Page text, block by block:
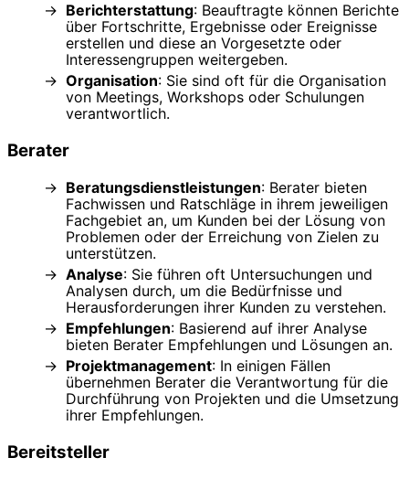
Berichterstattung: Beauftragte können Berichte
über Fortschritte, Ergebnisse oder Ereignisse
erstellen und diese an Vorgesetzte oder
Interessengruppen weitergeben.
Organisation: Sie sind oft für die Organisation
von Meetings, Workshops oder Schulungen
verantwortlich.
Berater
Beratungsdienstleistungen: Berater bieten
Fachwissen und Ratschläge in ihrem jeweiligen
Fachgebiet an, um Kunden bei der Lösung von
Problemen oder der Erreichung von Zielen zu
unterstützen.
Analyse: Sie führen oft Untersuchungen und
Analysen durch, um die Bedürfnisse und
Herausforderungen ihrer Kunden zu verstehen.
Empfehlungen: Basierend auf ihrer Analyse
bieten Berater Empfehlungen und Lösungen an.
Projektmanagement: In einigen Fällen
übernehmen Berater die Verantwortung für die
Durchführung von Projekten und die Umsetzung
ihrer Empfehlungen.
Bereitsteller